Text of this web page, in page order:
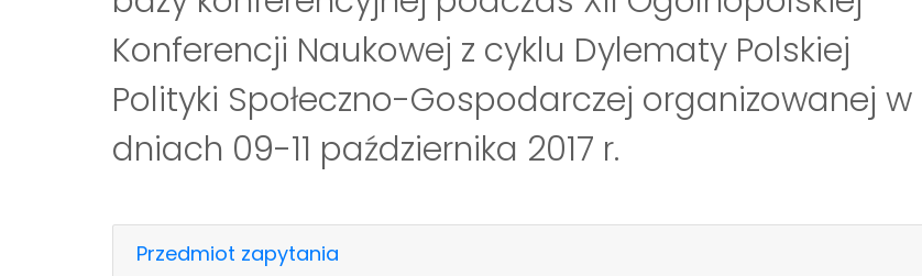
Konferencji Naukowej z cyklu Dylematy Polskiej
Polityki Społeczno-Gospodarczej organizowanej w
dniach 09-11 października 2017 r.
Przedmiot zapytania